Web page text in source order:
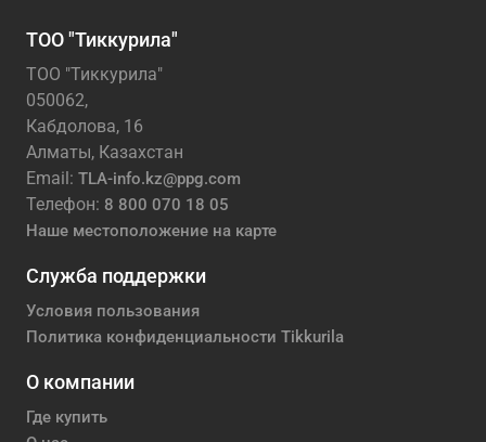
ТОО "Тиккурила"
ТОО "Тиккурила"
050062,
Кабдолова, 16
Алматы, Казахстан
Email: TLA-info.kz@ppg.com
Телефон: 8 800 070 18 05
Наше местоположение на карте
Служба поддержки
Условия пользования
Политика конфиденциальности Tikkurila
О компании
Где купить